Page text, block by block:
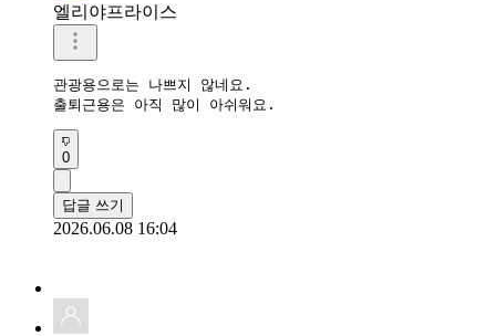
엘리야프라이스
관광용으로는 나쁘지 않네요.
출퇴근용은 아직 많이 아쉬워요.
0
답글 쓰기
2026.06.08 16:04